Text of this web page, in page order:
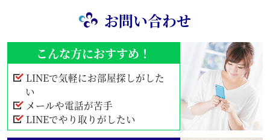
お問い合わせ
こんな方におすすめ！
LINEで気軽にお部屋探しがした
い
メールや電話が苦手
LINEでやり取りがしたい